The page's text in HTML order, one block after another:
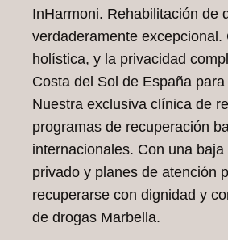
InHarmoni. Rehabilitación de
verdaderamente
holística, y la privacidad
Costa del Sol de España
Nuestra exclusiva clínica de
programas de recuperación
internacionales. Con una
privado y planes de atención
recuperarse con dignidad y
de drogas Marbella.